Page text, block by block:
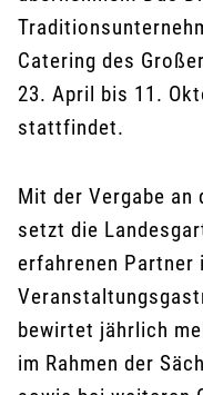
Catering des
23. April bis 11.
stattfindet.
Mit der Vergabe an
setzt die
erfahrenen Partner
bewirtet jährlich
im Rahmen der